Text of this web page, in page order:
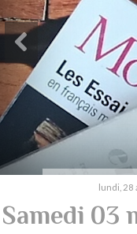
lundi,
Samedi 03